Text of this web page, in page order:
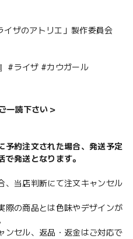
ザのアトリエ」製作委員会
#ライザ #カウガール
一読下さい＞
予約注文された場合、発送予定
で発送となります。
、当店判断にて注文キャンセル
際の商品とは色味やデザインが
ンセル、返品・返金はご対応で